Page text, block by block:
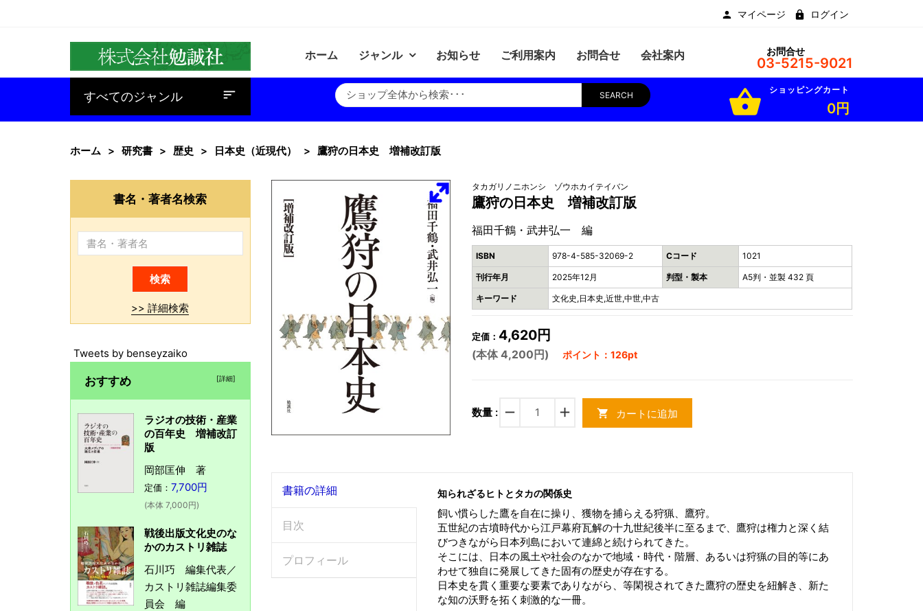
マイページ ログイン
ホーム ジャンル お知らせ ご利用案内 お問合せ 会社案内 お問合せ
03-5215-9021
すべてのジャンル
baseline_sort SEARCH shopping_basket ショッピングカート
0円
ホーム 研究書 歴史 日本史（近現代） 鷹狩の日本史 増補改訂版
タカガリノニホンシ ゾウホカイテイバン
鷹狩の日本史 増補改訂版
福田千鶴・武井弘一 編
ISBN 978-4-585-32069-2 Cコード 1021
刊行年月 2025年12月 判型・製本 A5判・並製 432 頁
キーワード 文化史,日本史,近世,中世,中古
定価： 4,620円
(本体 4,200円) ポイント：126pt
数量 : remove add shopping_cart カートに追加
書籍の詳細
目次
プロフィール
知られざるヒトとタカの関係史
飼い慣らした鷹を自在に操り、獲物を捕らえる狩猟、鷹狩。
五世紀の古墳時代から江戸幕府瓦解の十九世紀後半に至るまで、鷹狩は権力と深く結
びつきながら日本列島において連綿と続けられてきた。
そこには、日本の風土や社会のなかで地域・時代・階層、あるいは狩猟の目的等にあ
わせて独自に発展してきた固有の歴史が存在する。
日本史を貫く重要な要素でありながら、等閑視されてきた鷹狩の歴史を紐解き、新た
な知の沃野を拓く刺激的な一冊。
書名・著者名検索
>> 詳細検索
Tweets by benseyzaiko
おすすめ [詳細]
ラジオの技術・産業
の百年史 増補改訂
版
岡部匡伸 著
定価： 7,700円
(本体 7,000円)
戦後出版文化史のな
かのカストリ雑誌
石川巧 編集代表／
カストリ雑誌編集委
員会 編